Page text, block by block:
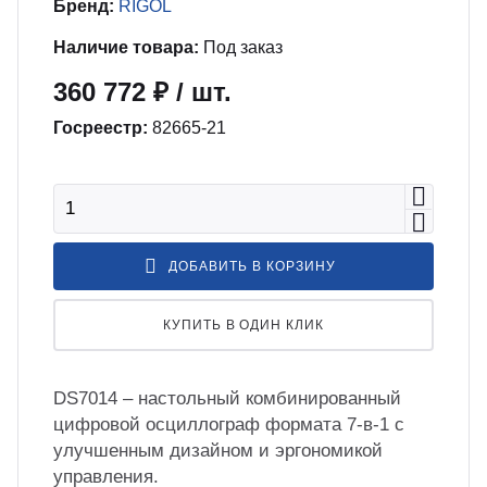
интеграционные проекты
ПО для автоматизации
по ТЗ заказчика
оборудования
измерительного оборудования
цикл сборочных работ «под
безопасной и эффективной
с оборудованием
Бренд: RIGOL
Наличие товара: Под заказ
360 772 ₽ / шт.
Госреестр: 82665-21
ДОБАВИТЬ В КОРЗИНУ
КУПИТЬ В ОДИН КЛИК
DS7014 – настольный комбинированный
цифровой осциллограф формата 7-в-1 с
улучшенным дизайном и эргономикой
управления.